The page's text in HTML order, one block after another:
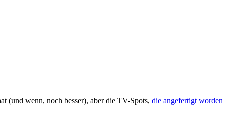
(und wenn, noch besser), aber die TV-Spots, die angefertigt worden